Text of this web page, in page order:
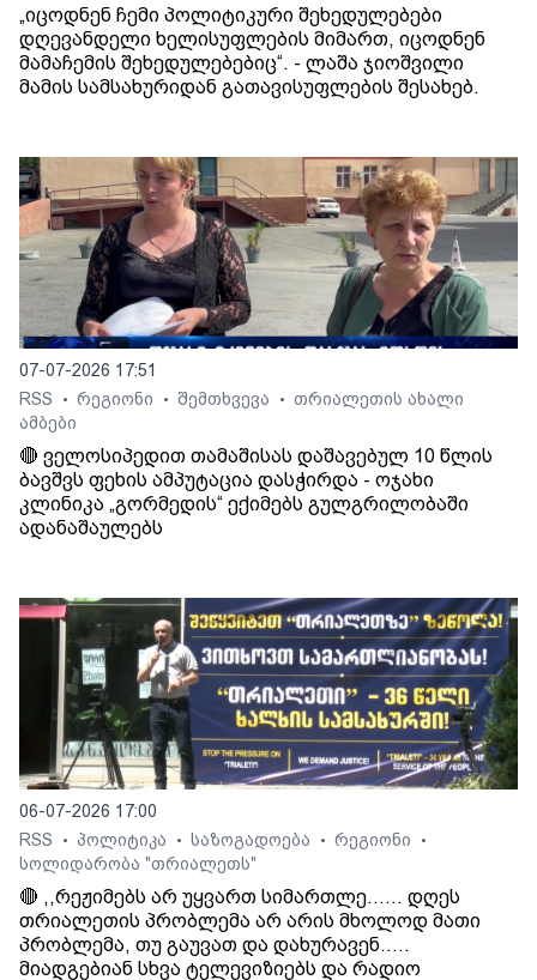
„იცოდნენ ჩემი პოლიტიკური შეხედულებები
დღევანდელი ხელისუფლების მიმართ, იცოდნენ
მამაჩემის შეხედულებებიც“. - ლაშა ჯიოშვილი
მამის სამსახურიდან გათავისუფლების შესახებ.
07-07-2026 17:51
RSS
• რეგიონი • შემთხვევა • თრიალეთის ახალი
ამბები
🔴 ველოსიპედით თამაშისას დაშავებულ 10 წლის
ბავშვს ფეხის ამპუტაცია დასჭირდა - ოჯახი
კლინიკა „გორმედის“ ექიმებს გულგრილობაში
ადანაშაულებს
06-07-2026 17:00
RSS
• პოლიტიკა • საზოგადოება • რეგიონი •
სოლიდარობა "თრიალეთს"
🔴 ,,რეჟიმებს არ უყვართ სიმართლე...... დღეს
თრიალეთის პრობლემა არ არის მხოლოდ მათი
პრობლემა, თუ გაუვათ და დახურავენ.....
მიადგებიან სხვა ტელევიზიებს და რადიო